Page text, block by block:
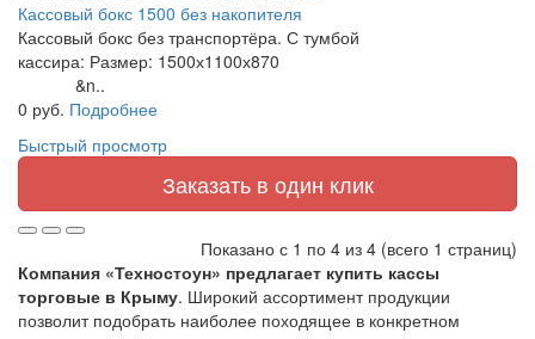
Кассовый бокс 1500 без накопителя
Кассовый бокс без транспортёра. С тумбой
кассира: Размер: 1500х1100х870
&n..
0 руб. Подробнее
Быстрый просмотр
Заказать в один клик
Показано с 1 по 4 из 4 (всего 1 страниц)
Компания «Техностоун» предлагает купить кассы
торговые в Крыму. Широкий ассортимент продукции
позволит подобрать наиболее походящее в конкретном